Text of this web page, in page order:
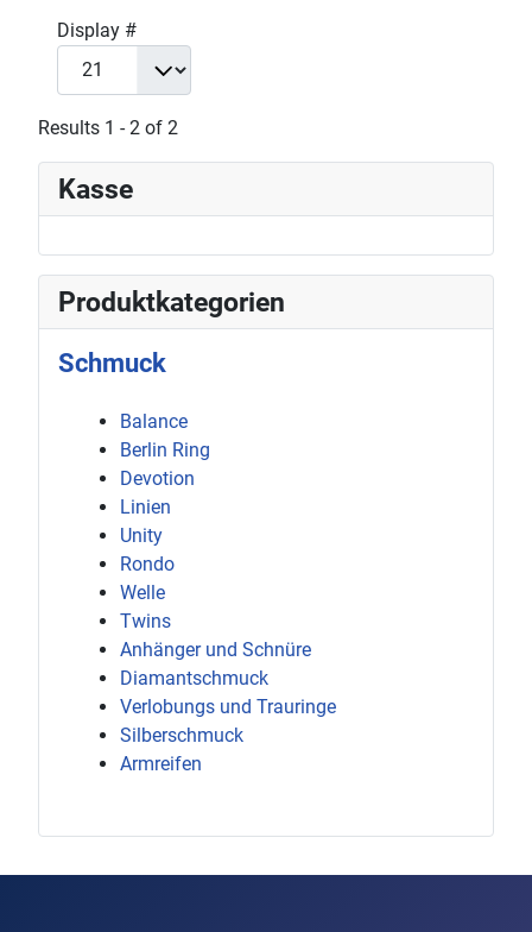
Display #
Results 1 - 2 of 2
Kasse
Produktkategorien
Schmuck
Balance
Berlin Ring
Devotion
Linien
Unity
Rondo
Welle
Twins
Anhänger und Schnüre
Diamantschmuck
Verlobungs und Trauringe
Silberschmuck
Armreifen